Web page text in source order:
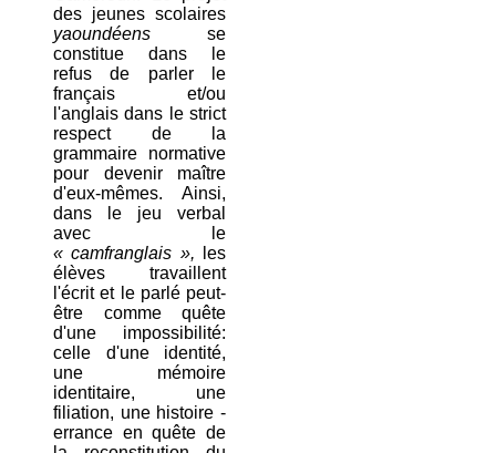
des jeunes scolaires
yaoundéens se
constitue dans le
refus de parler le
français et/ou
l'anglais dans le strict
respect de la
grammaire normative
pour devenir maître
d'eux-mêmes. Ainsi,
dans le jeu verbal
avec le
« camfranglais », les
élèves travaillent
l'écrit et le parlé peut-
être comme quête
d'une impossibilité:
celle d'une identité,
une mémoire
identitaire, une
filiation, une histoire -
errance en quête de